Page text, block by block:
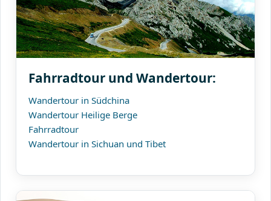
Fahrradtour und Wandertour:
Wandertour in Südchina
Wandertour Heilige Berge
Fahrradtour
Wandertour in Sichuan und Tibet